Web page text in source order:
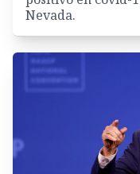
Nevada.